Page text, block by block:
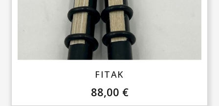
FITAK
88,00 €